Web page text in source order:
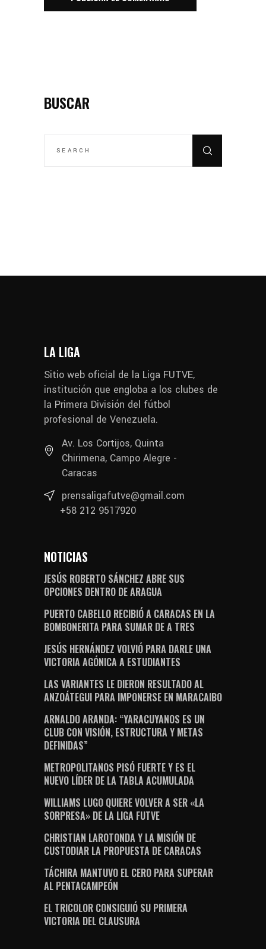
BUSCAR
LA LIGA
Sitio web oficial de la Liga FUTVE,
institución que engloba a los clubes de
la Primera División del fútbol
profesional de Venezuela.
Av. Los Cortijos, Quinta
Chirimena, Campo Alegre -
Caracas
prensaligafutve@gmail.com
+58 212 9517920
NOTICIAS
JESÚS ROBERTO SÁNCHEZ ABRE SUS
OPCIONES DENTRO DE ARAGUA
PUERTO CABELLO RECIBIÓ A CARACAS EN LA
BOMBONERITA PARA SUMAR DE A TRES
JESÚS HERNÁNDEZ VOLVIÓ PARA DARLE UNA
VICTORIA AGÓNICA A ESTUDIANTES
LAS VARIANTES LE DIERON RESULTADO AL
ANZOÁTEGUI PARA IMPONERSE EN MARACAIBO
ARNALDO ARANDA: “YARACUYANOS ES UN
CLUB CON VISIÓN, ESTRUCTURA Y METAS
DEFINIDAS”
METROPOLITANOS PISÓ FUERTE Y ES EL
NUEVO LÍDER DE LA TABLA ACUMULADA
WILLIAMS LUGO QUIERE VOLVER A SER «LA
SORPRESA» DE LA LIGA FUTVE
CHRISTIAN LAROTONDA Y LA MISIÓN DE
CUSTODIAR LA PROPUESTA DE CARACAS
TÁCHIRA MANTUVO EL CERO PARA SUPERAR
AL PENTACAMPEÓN
EL TRICOLOR CONSIGUIÓ SU PRIMERA
VICTORIA DEL CLAUSURA